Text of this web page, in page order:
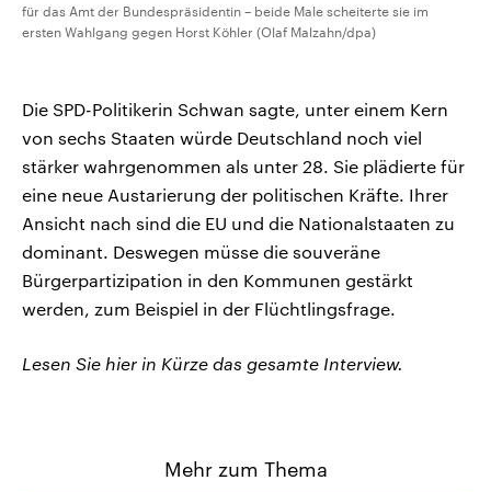
für das Amt der Bundespräsidentin – beide Male scheiterte sie im
ersten Wahlgang gegen Horst Köhler (Olaf Malzahn/dpa)
Die SPD-Politikerin Schwan sagte, unter einem Kern
von sechs Staaten würde Deutschland noch viel
stärker wahrgenommen als unter 28. Sie plädierte für
eine neue Austarierung der politischen Kräfte. Ihrer
Ansicht nach sind die EU und die Nationalstaaten zu
dominant. Deswegen müsse die souveräne
Bürgerpartizipation in den Kommunen gestärkt
werden, zum Beispiel in der Flüchtlingsfrage.
Lesen Sie hier in Kürze das gesamte Interview.
Mehr zum Thema